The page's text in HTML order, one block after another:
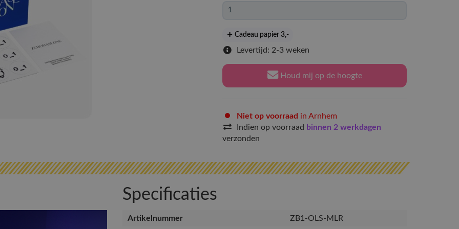
Cadeau papier 3,-
Levertijd: 2-3 weken
Houd mij op de hoogte
Niet op voorraad in Arnhem
Indien op voorraad binnen 2 werkdagen
verzonden
Specificaties
Artikelnummer ZB1-OLS-MLR